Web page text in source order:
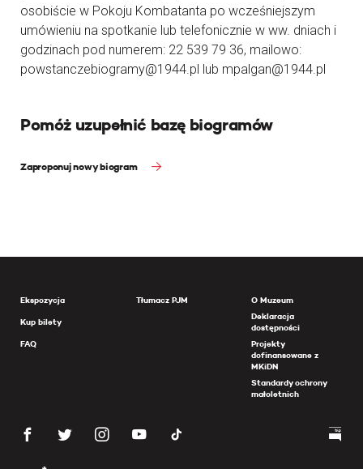
osobiście w Pokoju Kombatanta po wcześniejszym
umówieniu na spotkanie lub telefonicznie w ww. dniach i
godzinach pod numerem: 22 539 79 36, mailowo:
powstanczebiogramy@1944.pl lub mpalgan@1944.pl
Pomóż uzupełnić bazę biogramów
Zaproponuj nowy biogram
Ekspozycja
Kup bilety
FAQ
Tłumacz PJM
O Muzeum
Deklaracja
dostępności
Projekty
dofinansowane z
MKiDN
Standardy ochrony
małoletnich